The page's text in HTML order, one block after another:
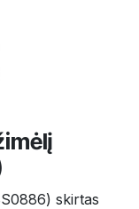
skirtas